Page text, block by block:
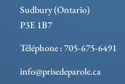
Sudbury (Ontario)
P3E 1B7
Téléphone : 705-675-6491
info@prisedeparole.ca